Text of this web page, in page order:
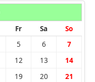
Fr Sa So
5 6 7
12 13 14
19 20 21